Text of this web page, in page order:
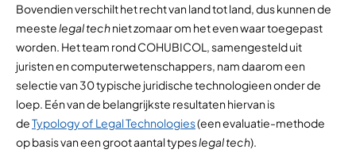
Bovendien verschilt het recht van land tot land, dus kunnen de
meeste legal techniet zomaar om het even waar toegepast
worden. Het team rond COHUBICOL, samengesteld uit
juristen en computerwetenschappers, nam daarom een
selectie van 30 typische juridische technologieenonder de
loep. Eén van de belangrijkste resultaten hiervan is
deTypology of Legal Technologies(een ​evaluatie-methode
op basis van een groot aantal typeslegal tech).